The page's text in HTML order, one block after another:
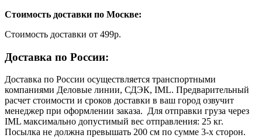
Стоимость доставки по Москве:
Cтоимость доставки от 499р.
Доставка по России:
Доставка по России осуществляется транспортными
компаниями Деловые линии, СДЭК, IML. Предварительный
расчет стоимости и сроков доставки в ваш город озвучит
менеджер при оформлении заказа. Для отправки груза через
IML максимально допустимый вес отправления: 25 кг.
Посылка не должна превышать 200 см по сумме 3-х сторон.